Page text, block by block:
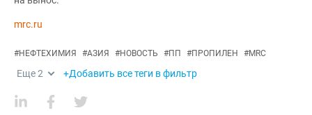
mrc.ru
#НЕФТЕХИМИЯ #АЗИЯ #НОВОСТЬ #ПП #ПРОПИЛЕН #MRC
Еще2 +Добавить все теги в фильтр